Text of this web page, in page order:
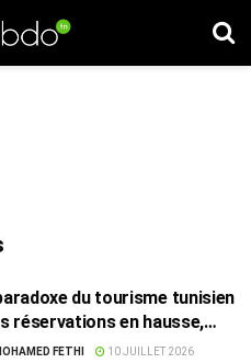
du tourisme tunisien
réservations en hausse,
164 hôtels toujours fermés
FETHI 10 JUILLET 2026